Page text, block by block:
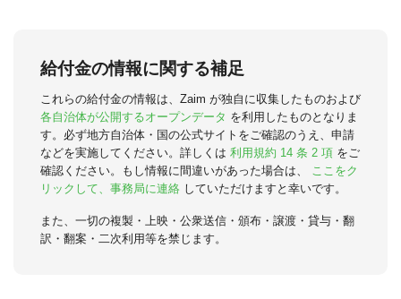
給付金の情報に関する補足
これらの給付金の情報は、Zaim が独自に収集したものおよび
各自治体が公開するオープンデータ を利用したものとなりま
す。必ず地方自治体・国の公式サイトをご確認のうえ、申請
などを実施してください。詳しくは 利用規約 14 条 2 項 をご
確認ください。もし情報に間違いがあった場合は、
ここをク
リックして、事務局に連絡 していただけますと幸いです。
また、一切の複製・上映・公衆送信・頒布・譲渡・貸与・翻
訳・翻案・二次利用等を禁じます。